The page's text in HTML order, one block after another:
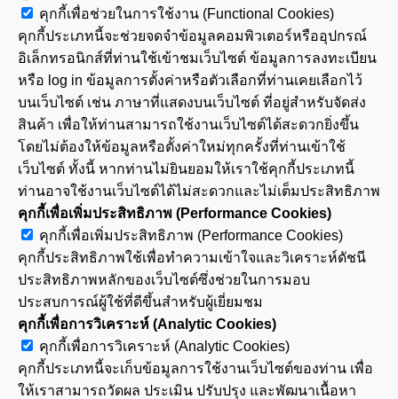
คุกกี้เพื่อช่วยในการใช้งาน (Functional Cookies)
คุกกี้ประเภทนี้จะช่วยจดจำข้อมูลคอมพิวเตอร์หรืออุปกรณ์
อิเล็กทรอนิกส์ที่ท่านใช้เข้าชมเว็บไซต์ ข้อมูลการลงทะเบียน
หรือ log in ข้อมูลการตั้งค่าหรือตัวเลือกที่ท่านเคยเลือกไว้
บนเว็บไซต์ เช่น ภาษาที่แสดงบนเว็บไซต์ ที่อยู่สำหรับจัดส่ง
สินค้า เพื่อให้ท่านสามารถใช้งานเว็บไซต์ได้สะดวกยิ่งขึ้น
โดยไม่ต้องให้ข้อมูลหรือตั้งค่าใหม่ทุกครั้งที่ท่านเข้าใช้
เว็บไซต์ ทั้งนี้ หากท่านไม่ยินยอมให้เราใช้คุกกี้ประเภทนี้
ท่านอาจใช้งานเว็บไซต์ได้ไม่สะดวกและไม่เต็มประสิทธิภาพ
คุกกี้เพื่อเพิ่มประสิทธิภาพ (Performance Cookies)
คุกกี้เพื่อเพิ่มประสิทธิภาพ (Performance Cookies)
คุกกี้ประสิทธิภาพใช้เพื่อทำความเข้าใจและวิเคราะห์ดัชนี
ประสิทธิภาพหลักของเว็บไซต์ซึ่งช่วยในการมอบ
ประสบการณ์ผู้ใช้ที่ดีขึ้นสำหรับผู้เยี่ยมชม
คุกกี้เพื่อการวิเคราะห์ (Analytic Cookies)
คุกกี้เพื่อการวิเคราะห์ (Analytic Cookies)
คุกกี้ประเภทนี้จะเก็บข้อมูลการใช้งานเว็บไซต์ของท่าน เพื่อ
ให้เราสามารถวัดผล ประเมิน ปรับปรุง และพัฒนาเนื้อหา